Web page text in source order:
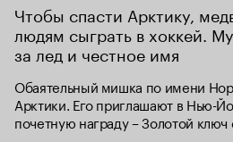
Чтобы спасти Арктику,
людям сыграть в хоккей.
за лед и честное имя
Обаятельный мишка по имени
Арктики. Его приглашают в Нью-
почетную награду – Золотой